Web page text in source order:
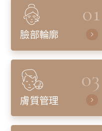
01
臉部輪廓
03
膚質管理